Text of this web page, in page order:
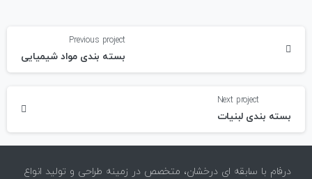
Previous project
بسته بندی مواد شیمیایی
Next project
بسته بندی لبنیات
درفام با سابقه ای درخشان، متخصص در زمینه طراحی و تولید انواع